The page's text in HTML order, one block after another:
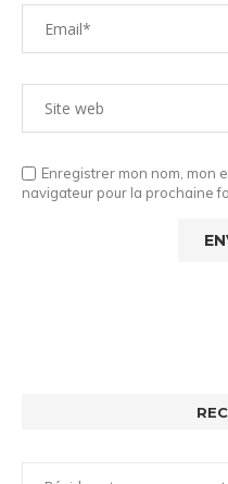
Enregistrer mon nom, mon
navigateur pour la prochaine